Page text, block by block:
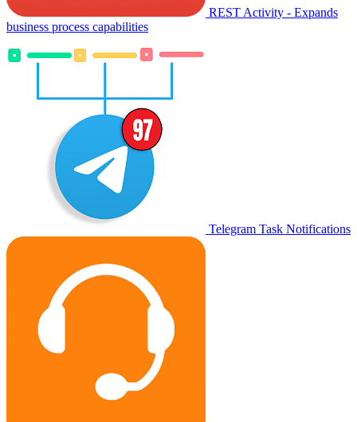
REST Activity - Expands
business process capabilities
Telegram Task Notifications